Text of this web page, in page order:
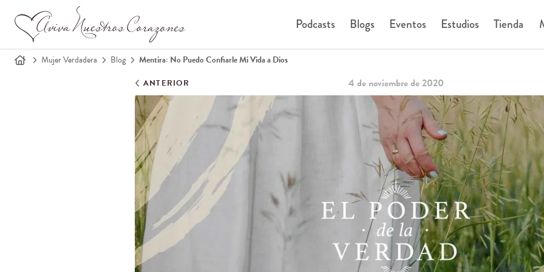
Podcasts Blogs Eventos Estudios Tienda
Mujer Verdadera Blog Mentira: No Puedo Confiarle Mi Vida a Dios
ANTERIOR 4 de noviembre de 2020